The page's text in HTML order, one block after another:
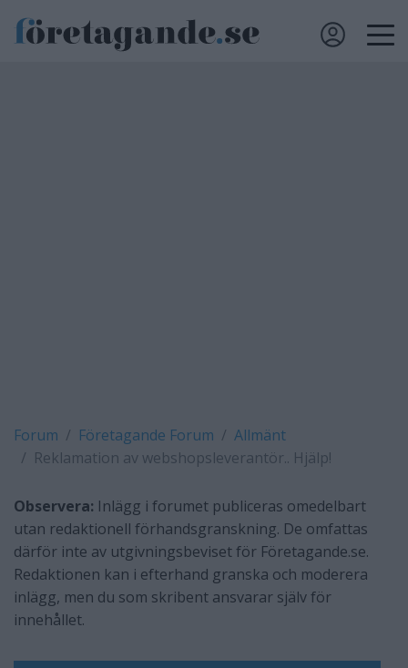
Forum Företagande Forum
Allmänt
Reklamation av webshopsleverantör.. Hjälp!
Observera: Inlägg i forumet publiceras omedelbart
utan redaktionell förhandsgranskning. De omfattas
därför inte av utgivningsbeviset för Företagande.se.
Redaktionen kan i efterhand granska och moderera
inlägg, men du som skribent ansvarar själv för
innehållet.